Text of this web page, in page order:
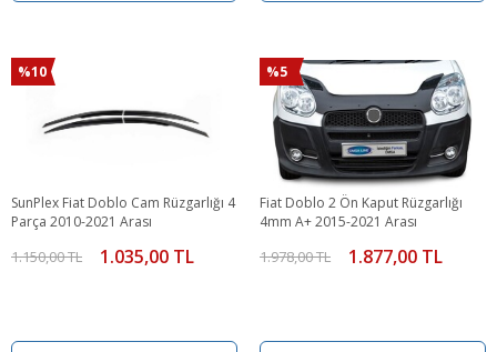
%10
SunPlex Fiat Doblo Cam Rüzgarlığı 4
Parça 2010-2021 Arası
1.150,00 TL 1.035,00 TL
%5
Fiat Doblo 2 Ön Kaput Rüzgarlığı
4mm A+ 2015-2021 Arası
1.978,00 TL 1.877,00 TL